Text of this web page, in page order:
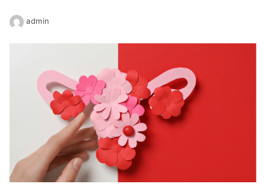
admin